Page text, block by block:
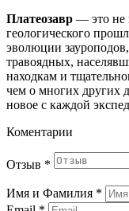
Платеозавр — это не
геологического
эволюции
травоядных,
находкам и
чем о многих других
новое с каждой
Коментарии
Отзыв *
Имя и Фамилия *